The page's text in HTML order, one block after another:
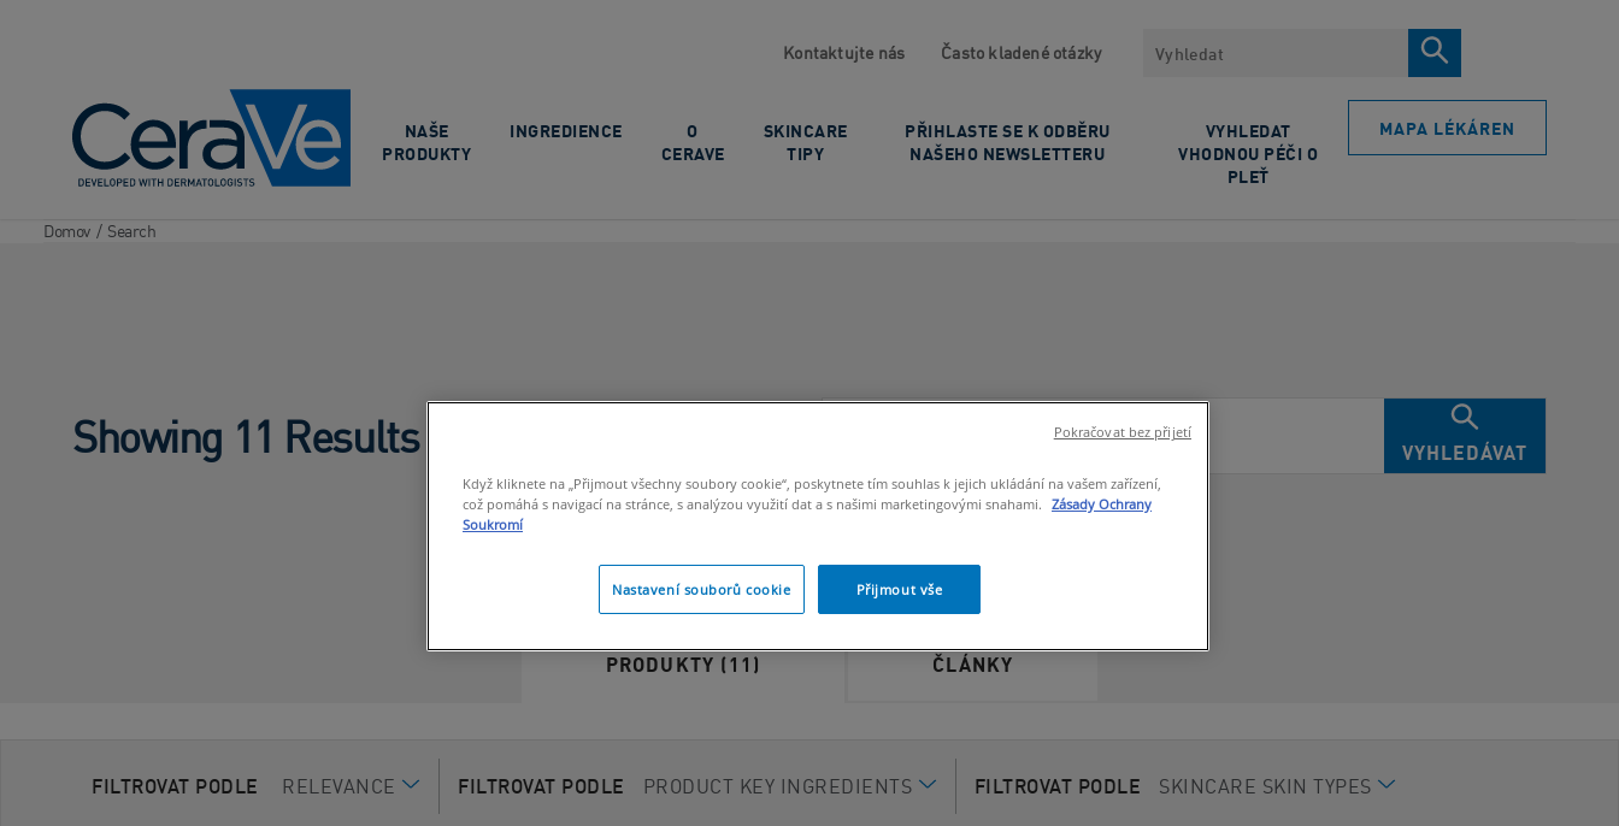
Kontaktujte nás Často kladené otázky Vyhledávat
NAŠE
PRODUKTY
INGREDIENCE
O
CERAVE
SKINCARE
TIPY
PŘIHLASTE SE K ODBĚRU
NAŠEHO NEWSLETTERU
VYHLEDAT
VHODNOU PÉČI O
PLEŤ
MAPA LÉKÁREN
Domov / Search
Showing 11 Results VYHLEDÁVAT
Vyhledávat
PRODUKTY (11) ČLÁNKY
FILTROVAT PODLE RELEVANCE FILTROVAT PODLE​ PRODUCT KEY INGREDIENTS FILTROVAT PODLE​ SKINCARE SKIN TYPES
Když kliknete na „Přijmout všechny soubory cookie“, poskytnete tím souhlas k jejich ukládání na vašem zařízení,
což pomáhá s navigací na stránce, s analýzou využití dat a s našimi marketingovými snahami. Zásady Ochrany
Soukromí
Nastavení souborů cookie Přijmout vše
Pokračovat bez přijetí